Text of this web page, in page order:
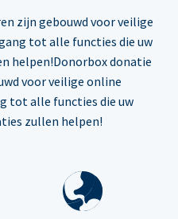
zijn gebouwd voor veilige
tot alle functies die uw
helpen!Donorbox donatie
voor veilige online
tot alle functies die uw
zullen helpen!